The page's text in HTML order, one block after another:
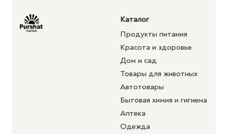
Каталог
Продукты питания
Красота и здоровье
Дом и сад
Товары для животных
Автотовары
Бытовая химия и гигиена
Аптека
Одежда